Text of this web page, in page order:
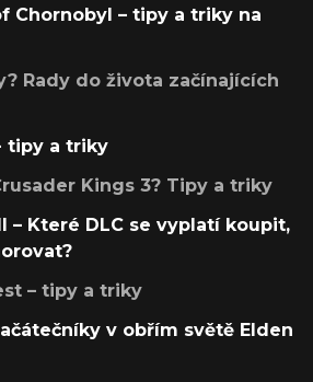
Chornobyl – tipy a triky na
Rady do života začínajících
tipy a triky
Kings 3? Tipy a triky
– Které DLC se vyplatí koupit,
– tipy a triky
v obřím světě Elden